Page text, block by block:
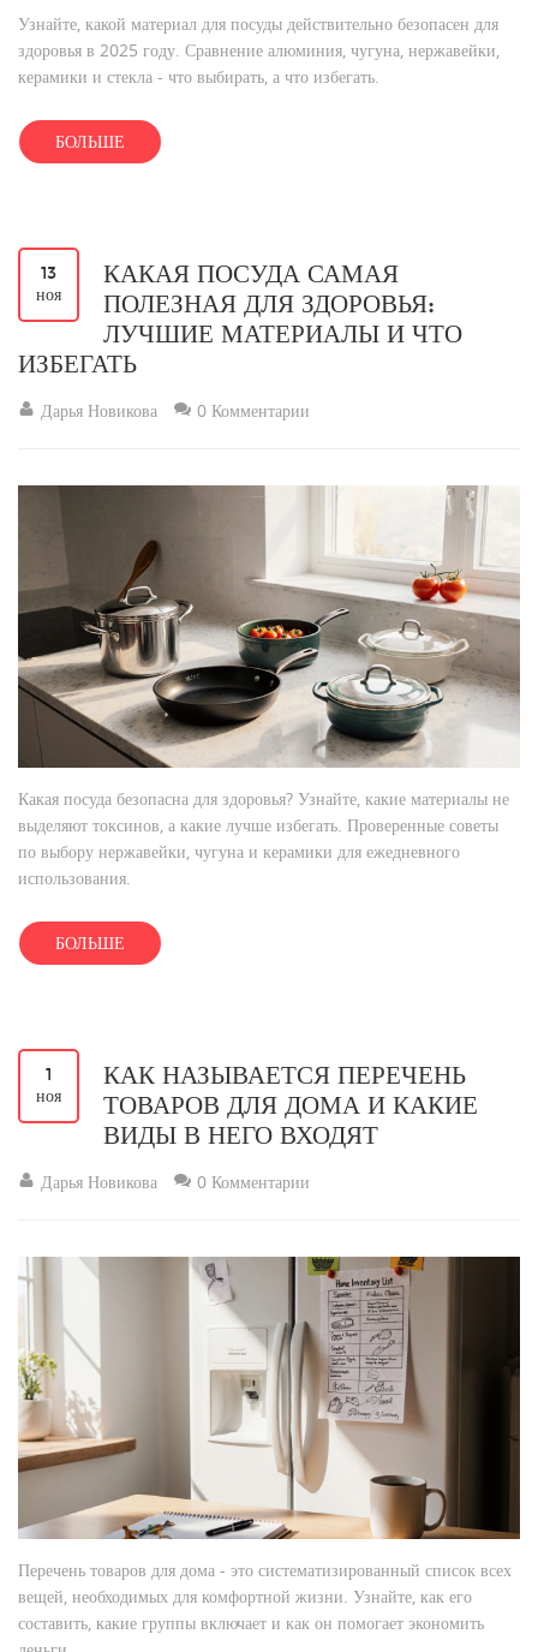
Узнайте, какой материал для посуды действительно безопасен для
здоровья в 2025 году. Сравнение алюминия, чугуна, нержавейки,
керамики и стекла - что выбирать, а что избегать.
БОЛЬШЕ
13
ноя
КАКАЯ ПОСУДА САМАЯ
ПОЛЕЗНАЯ ДЛЯ ЗДОРОВЬЯ:
ЛУЧШИЕ МАТЕРИАЛЫ И ЧТО
ИЗБЕГАТЬ
Дарья Новикова 0 Комментарии
Какая посуда безопасна для здоровья? Узнайте, какие материалы не
выделяют токсинов, а какие лучше избегать. Проверенные советы
по выбору нержавейки, чугуна и керамики для ежедневного
использования.
БОЛЬШЕ
1
ноя
КАК НАЗЫВАЕТСЯ ПЕРЕЧЕНЬ
ТОВАРОВ ДЛЯ ДОМА И КАКИЕ
ВИДЫ В НЕГО ВХОДЯТ
Дарья Новикова 0 Комментарии
Перечень товаров для дома - это систематизированный список всех
вещей, необходимых для комфортной жизни. Узнайте, как его
составить, какие группы включает и как он помогает экономить